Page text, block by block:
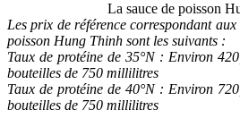
La sauce de poisson
Les prix de référence correspondant aux
poisson Hung Thinh sont les suivants :
Taux de protéine de 35°N : Environ
bouteilles de 750 millilitres
Taux de protéine de 40°N : Environ
bouteilles de 750 millilitres